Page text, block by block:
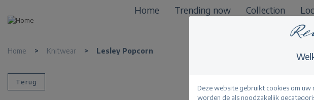
Home Trending now Collection
Home > Knitwear > Lesley Popcorn
Terug
Deze website gebruikt cookies om
worden de als noodzakelijk